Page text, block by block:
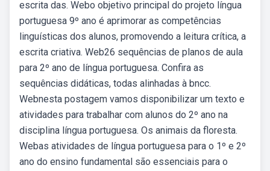
escrita das. Webo objetivo principal do projeto língua
portuguesa 9º ano é aprimorar as competências
linguísticas dos alunos, promovendo a leitura crítica, a
escrita criativa. Web26 sequências de planos de aula
para 2º ano de língua portuguesa. Confira as
sequências didáticas, todas alinhadas à bncc.
Webnesta postagem vamos disponibilizar um texto e
atividades para trabalhar com alunos do 2º ano na
disciplina língua portuguesa. Os animais da floresta.
Webas atividades de língua portuguesa para o 1º e 2º
ano do ensino fundamental são essenciais para o